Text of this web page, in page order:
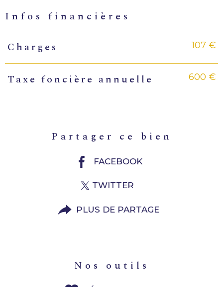
infos financières
Caractéristiques
Charges 107 €
Taxe foncière annuelle 600 €
partager ce bien
FACEBOOK
TWITTER
PLUS DE PARTAGE
nos outils